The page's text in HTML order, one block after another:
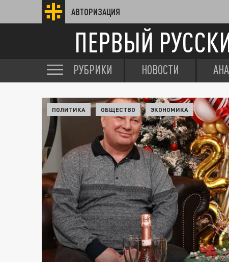
АВТОРИЗАЦИЯ
ПЕРВЫЙ
РУБРИКИ НОВОСТИ
ПОЛИТИКА ОБЩЕСТВО ЭКОНОМИКА